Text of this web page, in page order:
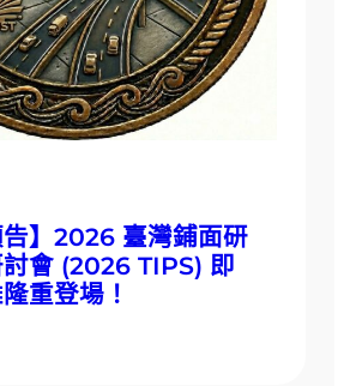
告】2026 臺灣鋪面研
會 (2026 TIPS) 即
重登場！